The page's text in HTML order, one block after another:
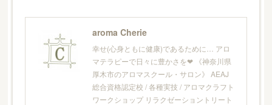
aroma Cherie
幸せ(心身ともに健康)であるために… アロ
マテラピーで日々に豊かさを❤︎ 《神奈川県
厚木市のアロマスクール・サロン》 AEAJ
総合資格認定校 / 各種実技 / アロマクラフト
ワークショップ リラクゼーショントリート